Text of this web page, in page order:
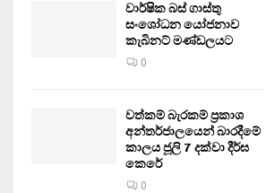
වාර්ෂික බස් ගාස්තු
සංශෝධන යෝජනාව
කැබිනට් මණ්ඩලයට
0
වත්කම් බැරකම් ප්‍රකාශ
අන්තර්ජාලයෙන් බාරදීමේ
කාලය ජූලි 7 දක්වා දීර්ඝ
කෙරේ
0